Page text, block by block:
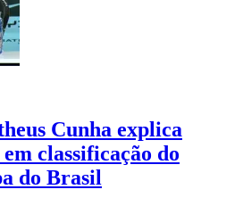
Cunha explica
classificação do
do Brasil